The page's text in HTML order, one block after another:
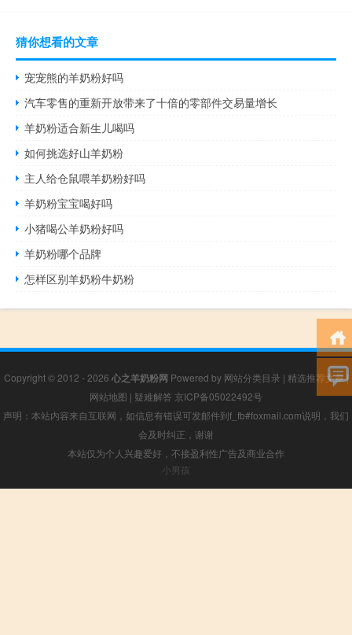
猜你想看的文章
宠宠熊的羊奶粉好吗
汽车零售的重新开放带来了十倍的零部件交易量增长
羊奶粉适合新生儿喝吗
如何挑选好山羊奶粉
主人给仓鼠喂羊奶粉好吗
羊奶粉宝宝喝好吗
小猪喝公羊奶粉好吗
羊奶粉哪个品牌
怎样区别羊奶粉牛奶粉
Copyright © 2012 - 2026 心之羊奶粉网 Powered by 网站分类目录 | 精选推荐文章|
网站地图 | 疑难解答 京ICP备05022492号
声明：本站内容来自互联网，如信息有错误可发邮件到f_fb#foxmail.com说明，我们
会及时纠正，谢谢
本站仅为个人兴趣爱好，不接盈利性广告及商业合作
小男孩